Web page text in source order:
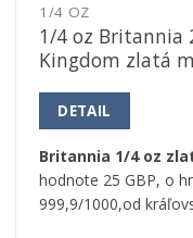
1/4 OZ
1/4 oz Britannia
Kingdom zlatá
DETAIL
Britannia 1/4 oz
hodnote 25 GBP, o
999,9/1000,od